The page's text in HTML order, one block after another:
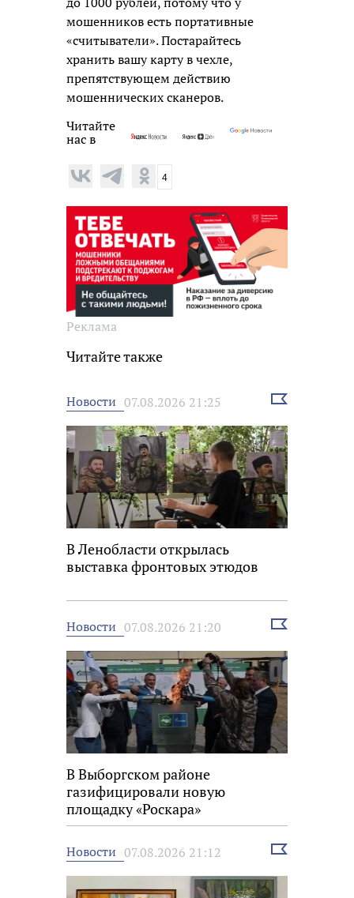
мошенников есть портативные
«считыватели». Постарайтесь
хранить вашу карту в чехле,
препятствующем действию
мошеннических сканеров.
Читайте
нас в
4
Реклама
Читайте также
Новости 07.08.2026 21:25
Выбрать
В Ленобласти открылась
выставка фронтовых этюдов
Новости 07.08.2026 21:20
Выбрать
В Выборгском районе
газифицировали новую
площадку «Роскара»
Новости 07.08.2026 21:12
Выбрать